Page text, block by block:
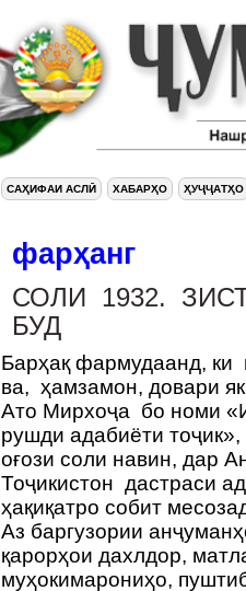
САҲИФАИ АСЛӢ ХАБАРҲО ҲУҶҶАТҲО
фарҳанг
СОЛИ 1932.
БУД
Барҳақ фармудаанд, ки
ва, ҳамзамон, довари
Ато Мирхоҷа бо номи
рушди адабиёти
оғози соли навин, дар
Тоҷикистон дастраси
ҳақиқатро собит
Аз баргузории
қарорҳои дахлдор,
муҳокимарониҳо,